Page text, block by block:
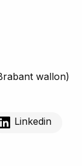
wallon)
Linkedin